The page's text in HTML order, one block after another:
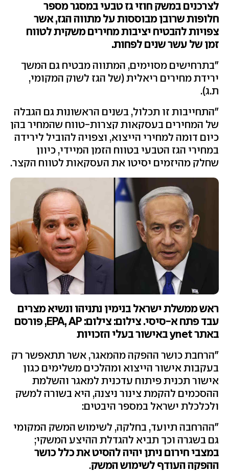
לצרכנים במשק חוזי גז טבעי במסגר מספר
חלופות שרובן מבוססות על מתווה הגז, אשר
צפויות להבטיח יציבות מחירים משקית לטווח
זמן של עשר שנים לפחות.
"בתרחישים מסוימים, המתווה מבטיח גם המשך
ירידת מחירים ריאלית (של הגז לשוק המקומי,
ת.ג).
"התחייבות זו תכלול, בשנים הראשונות גם הגבלה
של המחירים בעסקאות קצרות-טווח שהמחיר בהן
כיום דומה למחירי הייצוא, וצפויה להוביל לירידה
במחירי הגז הטבעי בטווח הזמן המיידי, כיוון
שחלק מהיזמים יסיטו את העסקאות לטווח הקצר.
ראש ממשלת ישראל בנימין נתניהו ונשיא מצרים
עבד פתח א-סיסי. צילום: צילום: EPA, AP, פורסם
באתר ynet באישור בעלי הזכויות
"הרחבת כושר ההפקה מהמאגר, אשר תתאפשר רק
בעקבות אישור הייצוא ומהלכים משלימים כגון
אישור תכנית פיתוח עדכנית למאגר והשלמת
ההסכמים להקמת צינור ניצנה, היא בשורה למשק
ולכלכלת ישראל במספר היבטים:
"ההרחבה תיועד, בחלקה, לשימוש המשק המקומי
גם בשגרה וכך תביא להגדלת ההיצע המשקי;
במצבי חירום ניתן יהיה להסיט את כלל כושר
ההפקה העודף לשימוש המשק.